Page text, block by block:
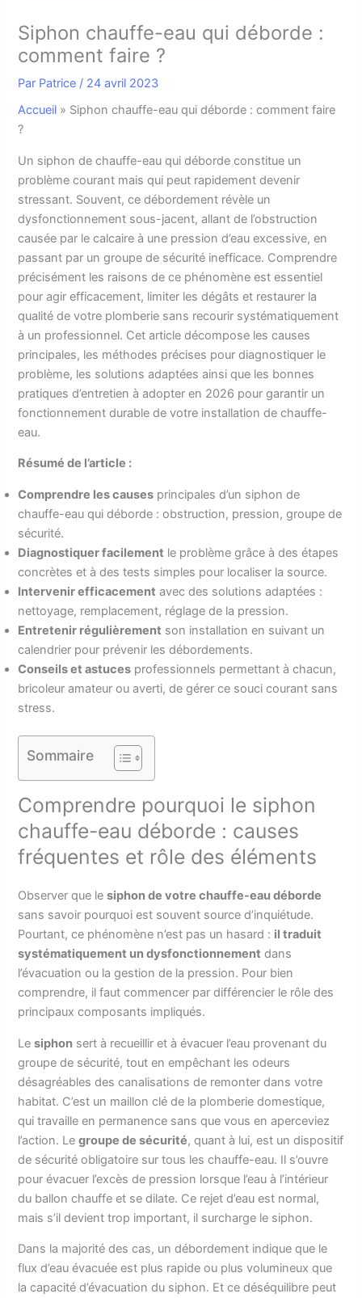
Siphon chauffe-eau qui déborde :
comment faire ?
Par Patrice / 24 avril 2023
Accueil » Siphon chauffe-eau qui déborde : comment faire
?
Un siphon de chauffe-eau qui déborde constitue un
problème courant mais qui peut rapidement devenir
stressant. Souvent, ce débordement révèle un
dysfonctionnement sous-jacent, allant de l’obstruction
causée par le calcaire à une pression d’eau excessive, en
passant par un groupe de sécurité inefficace. Comprendre
précisément les raisons de ce phénomène est essentiel
pour agir efficacement, limiter les dégâts et restaurer la
qualité de votre plomberie sans recourir systématiquement
à un professionnel. Cet article décompose les causes
principales, les méthodes précises pour diagnostiquer le
problème, les solutions adaptées ainsi que les bonnes
pratiques d’entretien à adopter en 2026 pour garantir un
fonctionnement durable de votre installation de chauffe-
eau.
Résumé de l’article :
Comprendre les causes principales d’un siphon de
chauffe-eau qui déborde : obstruction, pression, groupe de
sécurité.
Diagnostiquer facilement le problème grâce à des étapes
concrètes et à des tests simples pour localiser la source.
Intervenir efficacement avec des solutions adaptées :
nettoyage, remplacement, réglage de la pression.
Entretenir régulièrement son installation en suivant un
calendrier pour prévenir les débordements.
Conseils et astuces professionnels permettant à chacun,
bricoleur amateur ou averti, de gérer ce souci courant sans
stress.
Sommaire
Comprendre pourquoi le siphon
chauffe-eau déborde : causes
fréquentes et rôle des éléments
Observer que lesiphon de votre chauffe-eau déborde
sans savoir pourquoi est souvent source d’inquiétude.
Pourtant, ce phénomène n’est pas un hasard : il traduit
systématiquement un dysfonctionnement dans
l’évacuation ou la gestion de la pression. Pour bien
comprendre, il faut commencer par différencier le rôle des
principaux composants impliqués.
Lesiphon sert à recueillir et à évacuer l’eau provenant du
groupe de sécurité, tout en empêchant les odeurs
désagréables des canalisations de remonter dans votre
habitat. C’est un maillon clé de la plomberie domestique,
qui travaille en permanence sans que vous en aperceviez
l’action. Legroupe de sécurité, quant à lui, est un dispositif
de sécurité obligatoire sur tous les chauffe-eau. Il s’ouvre
pour évacuer l’excès de pression lorsque l’eau à l’intérieur
du ballon chauffe et se dilate. Ce rejet d’eau est normal,
mais s’il devient trop important, il surcharge le siphon.
Dans la majorité des cas, un débordement indique que le
flux d’eau évacuée est plus rapide ou plus volumineux que
la capacité d’évacuation du siphon. Et ce déséquilibre peut